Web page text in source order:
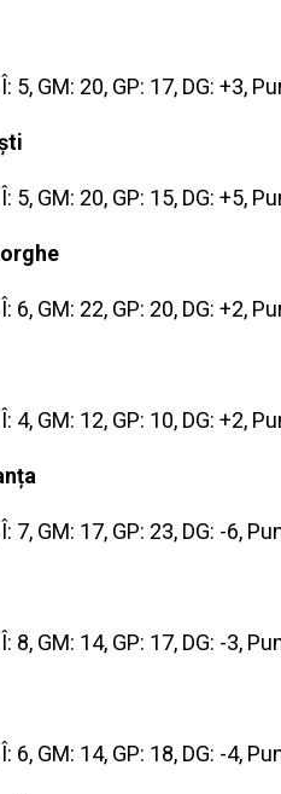
5, GM: 20, GP: 17, DG: +3,
5, GM: 20, GP: 15, DG: +5,
6, GM: 22, GP: 20, DG: +2,
4, GM: 12, GP: 10, DG: +2,
7, GM: 17, GP: 23, DG: -6,
8, GM: 14, GP: 17, DG: -3,
6, GM: 14, GP: 18, DG: -4,